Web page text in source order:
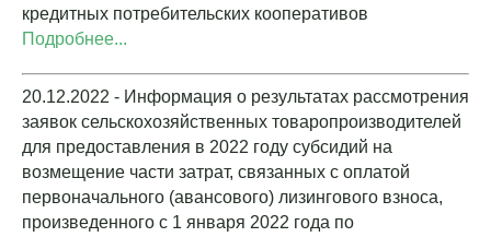
кредитных потребительских кооперативов
Подробнее...
20.12.2022 - Информация о результатах рассмотрения
заявок сельскохозяйственных товаропроизводителей
для предоставления в 2022 году субсидий на
возмещение части затрат, связанных с оплатой
первоначального (авансового) лизингового взноса,
произведенного с 1 января 2022 года по